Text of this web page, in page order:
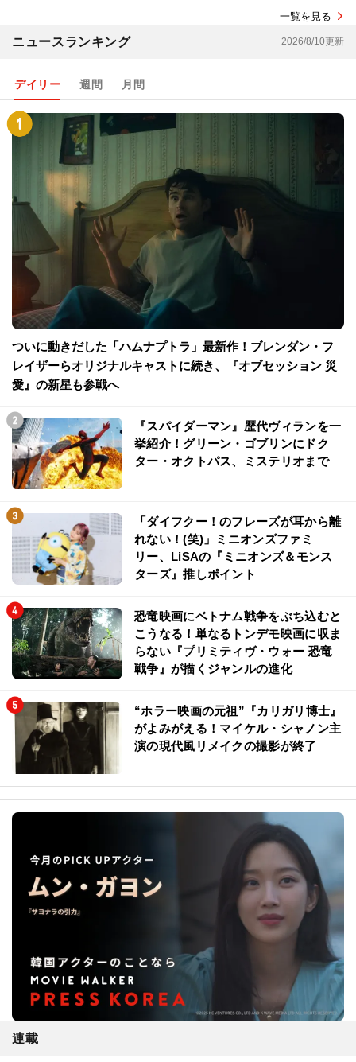
一覧を見る
ニュースランキング 2026/8/10更新
デイリー 週間 月間
ついに動きだした「ハムナプトラ」最新作！ブレンダン・フ
レイザーらオリジナルキャストに続き、『オブセッション 災
愛』の新星も参戦へ
『スパイダーマン』歴代ヴィランを一
挙紹介！グリーン・ゴブリンにドク
ター・オクトパス、ミステリオまで
「ダイフクー！のフレーズが耳から離
れない！(笑)」ミニオンズファミ
リー、LiSAの『ミニオンズ＆モンス
ターズ』推しポイント
恐竜映画にベトナム戦争をぶち込むと
こうなる！単なるトンデモ映画に収ま
らない『プリミティヴ・ウォー 恐竜
戦争』が描くジャンルの進化
“ホラー映画の元祖”『カリガリ博士』
がよみがえる！マイケル・シャノン主
演の現代風リメイクの撮影が終了
連載